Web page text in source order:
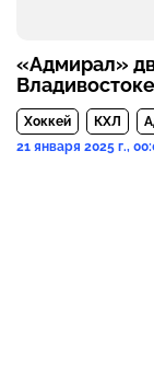
«Адмирал»
Владивостоке
Хоккей КХЛ
21 января 2025 г.,